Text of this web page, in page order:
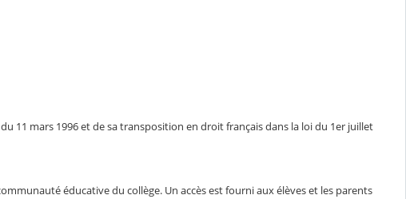
11 mars 1996 et de sa transposition en droit français dans la loi du 1er juillet
éducative du collège. Un accès est fourni aux élèves et les parents